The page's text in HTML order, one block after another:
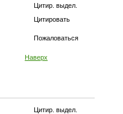
Цитир. выдел.
Цитировать
Пожаловаться
Наверх
Цитир. выдел.